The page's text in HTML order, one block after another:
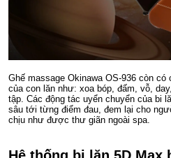
Ghế massage Okinawa OS-936 còn
của con lăn như: xoa bóp, đấm, vỗ,
tập. Các động tác uyển chuyển của bi
sâu tới từng điểm đau, đem lại cho
chịu như được thư giãn ngoài spa.
Hệ thống bi lăn 5D Max